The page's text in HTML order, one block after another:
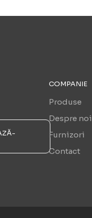
COMPANIE
Produse
Despre noi
Furnizori
Contact